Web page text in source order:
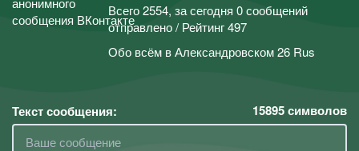
Всего 2554, за сегодня 0 сообщений
отправлено / Рейтинг 497
Обо всём в Александровском 26 Rus
Текст сообщения: 15895символов